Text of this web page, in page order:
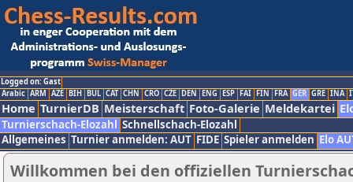
Logged on: Gast
Arabic ARM AZE BIH BUL CAT CHN CRO CZE DEN ENG ESP FAI FIN FRA GER GRE INA
Home TurnierDB Meisterschaft Foto-Galerie Meldekartei
Turnierschach-Elozahl Schnellschach-Elozahl
Allgemeines Turnier anmelden: AUT FIDE Spieler anmelden Elo
Willkommen bei den offiziellen